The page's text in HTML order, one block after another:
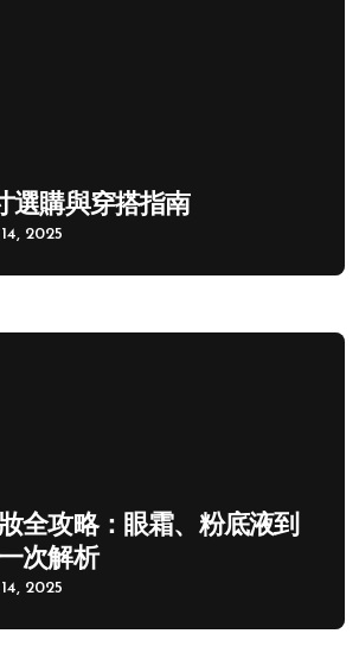
選購與穿搭指南
14, 2025
全攻略：眼霜、粉底液到
次解析
14, 2025